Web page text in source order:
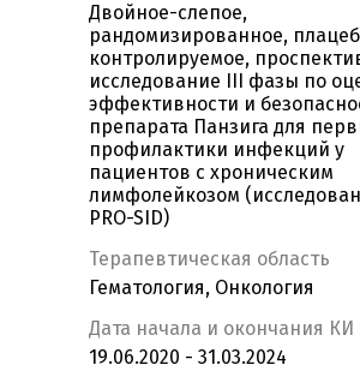
Двойное-слепое,
рандомизированное,
контролируемое,
исследование III фазы по
эффективности и
препарата Панзига для
профилактики инфекций у
пациентов с хроническим
лимфолейкозом
PRO-SID)
Терапевтическая область
Гематология, Онкология
Дата начала и окончания КИ
19.06.2020 - 31.03.2024